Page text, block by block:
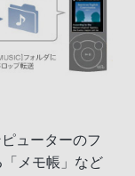
ューターのフ
メモ帳」など